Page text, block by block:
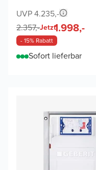
UVP 4.235,-
2.357,-Jetzt1.998,-
- 15% Rabatt
Sofort lieferbar